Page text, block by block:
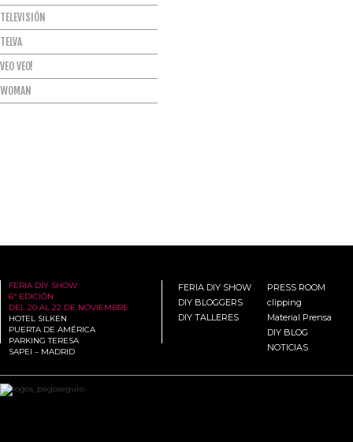
TELEVISIÓN
TELVA
VEO VEO!
WOMAN
FERIA DIY SHOW
6ª EDICIÓN
DEL 20 AL 22 DE NOVIEMBRE
HOTEL SILKEN
PUERTA DE AMÉRICA
PARKING TERESA
SAPEI – MADRID
FERIA DIY SHOW
DIY BLOGGERS
DIY TALLERES
PRESS ROOM
clipping
Material Prensa
DIY BLOG
NOTICIAS